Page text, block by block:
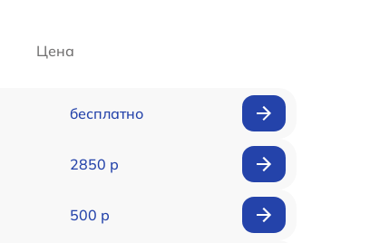
Цена
бесплатно
2850 р
500 р